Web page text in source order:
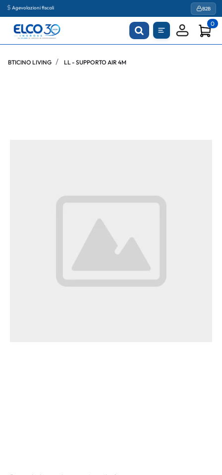
Agevolazioni fiscali B2B
0
BTICINO LIVING LL - SUPPORTO AIR 4M